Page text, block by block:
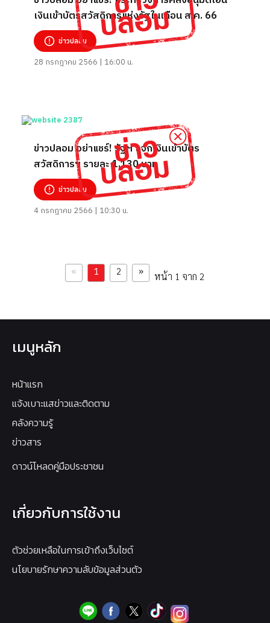
เงินเข้าบัตรสวัสดิการแห่งรัฐในเดือน ส.ค. 66
ข่าวปลอม
28 กรกฎาคม 2566 | 16:00 น.
ข่าวปลอม อย่าแชร์! รัฐฯ แจกเงินเข้าบัตร
สวัสดิการฯ รายละ 1,130 บาท
ข่าวปลอม
4 กรกฎาคม 2566 | 10:30 น.
« 1 2 » หน้า 1 จาก 2
เมนูหลัก
หน้าแรก
แจ้งเบาะแสข่าวและติดตาม
คลังความรู้
ข่าวสาร
ดาวน์โหลดคู่มือประชาชน
เกี่ยวกับการใช้งาน
ตัวช่วยเหลือในการเข้าถึงเว็บไซต์
นโยบายรักษาความลับข้อมูลส่วนตัว